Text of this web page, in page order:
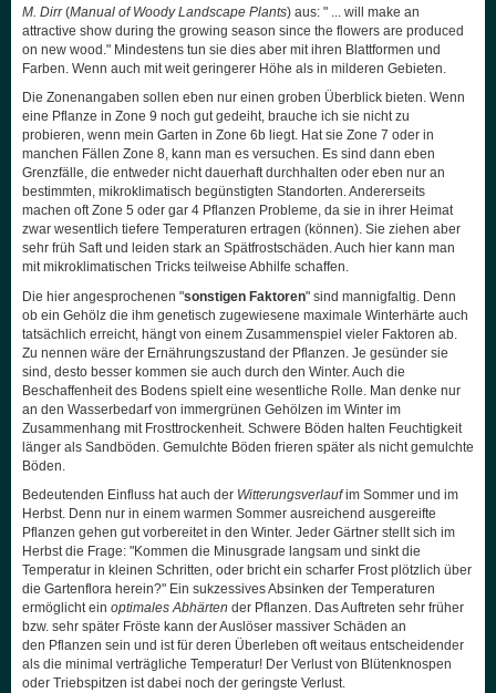
M. Dirr(Manual of Woody Landscape Plants) aus: " ... will make an
attractive show during the growing season since the flowers are produced
on new wood." Mindestens tun sie dies aber mit ihren Blattformen und
Farben. Wenn auch mit weit geringerer Höhe als in milderen Gebieten.
Die Zonenangaben sollen eben nur einen groben Überblick bieten. Wenn
eine Pflanze in Zone 9 noch gut gedeiht, brauche ich sie nicht zu
probieren, wenn mein Garten in Zone 6b liegt. Hat sie Zone 7 oder in
manchen Fällen Zone 8, kann man es versuchen. Es sind dann eben
Grenzfälle, die entweder nicht dauerhaft durchhalten oder eben nur an
bestimmten, mikroklimatisch begünstigten Standorten. Andererseits
machen oft Zone 5 oder gar 4 Pflanzen Probleme, da sie in ihrer Heimat
zwar wesentlich tiefere Temperaturen ertragen (können). Sie ziehen aber
sehr früh Saft und leiden stark an Spätfrostschäden. Auch hier kann man
mit mikroklimatischen Tricks teilweise Abhilfe schaffen.
Die hier angesprochenen "sonstigen Faktoren" sind mannigfaltig. Denn
ob ein Gehölz die ihm genetisch zugewiesene maximale Winterhärte auch
tatsächlich erreicht, hängt von einem Zusammenspiel vieler Faktoren ab.
Zu nennen wäre der Ernährungszustand der Pflanzen. Je gesünder sie
sind, desto besser kommen sie auch durch den Winter. Auch die
Beschaffenheit des Bodens spielt eine wesentliche Rolle. Man denke nur
an den Wasserbedarf von immergrünen Gehölzen im Winter im
Zusammenhang mit Frosttrockenheit. Schwere Böden halten Feuchtigkeit
länger als Sandböden. Gemulchte Böden frieren später als nicht gemulchte
Böden.
Bedeutenden Einfluss hat auch der Witterungsverlaufim Sommer und im
Herbst. Denn nur in einem warmen Sommer ausreichend ausgereifte
Pflanzen gehen gut vorbereitet in den Winter. Jeder Gärtner stellt sich im
Herbst die Frage: "Kommen die Minusgrade langsam und sinkt die
Temperatur in kleinen Schritten, oder bricht ein scharfer Frost plötzlich über
die Gartenflora herein?" Ein sukzessives Absinken der Temperaturen
ermöglicht ein optimales Abhärten der Pflanzen. Das Auftreten sehr früher
bzw. sehr später Fröste kann der Auslöser massiver Schäden an
den Pflanzen sein und ist für deren Überleben oft weitaus entscheidender
als die minimal verträgliche Temperatur! Der Verlust von Blütenknospen
oder Triebspitzen ist dabei noch der geringste Verlust.